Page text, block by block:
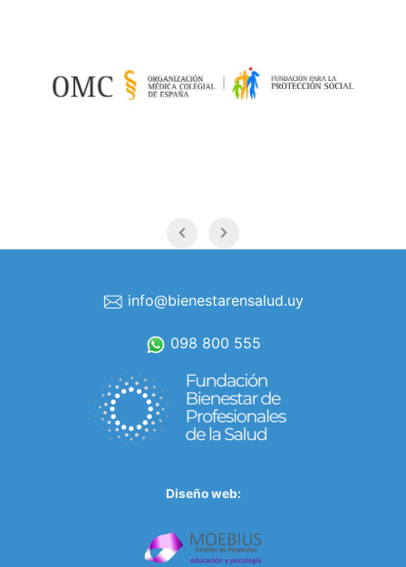
info@bienestarensalud.uy
098 800 555
Diseño web: